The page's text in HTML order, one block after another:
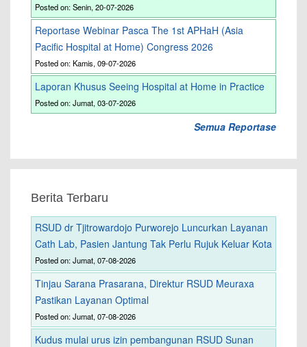
Posted on: Senin, 20-07-2026
Reportase Webinar Pasca The 1st APHaH (Asia
Pacific Hospital at Home) Congress 2026
Posted on: Kamis, 09-07-2026
Laporan Khusus Seeing Hospital at Home in Practice
Posted on: Jumat, 03-07-2026
Semua Reportase
Berita Terbaru
RSUD dr Tjitrowardojo Purworejo Luncurkan Layanan
Cath Lab, Pasien Jantung Tak Perlu Rujuk Keluar Kota
Posted on: Jumat, 07-08-2026
Tinjau Sarana Prasarana, Direktur RSUD Meuraxa
Pastikan Layanan Optimal
Posted on: Jumat, 07-08-2026
Kudus mulai urus izin pembangunan RSUD Sunan